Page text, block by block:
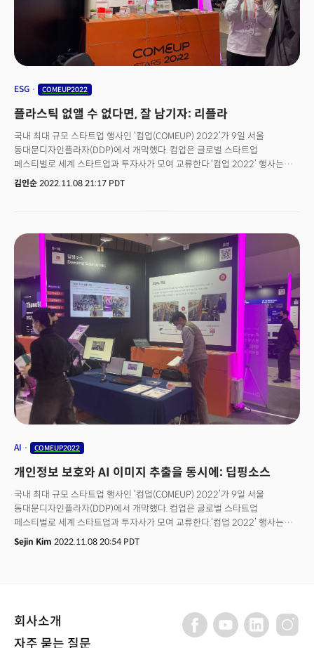
ESG COMEUP2022
플라스틱 없앨 수 없다면, 잘 남기자: 리플라
국내 최대 규모 스타트업 행사인 ‘컴업(COMEUP) 2022’가 9일 서울
동대문디자인플라자(DDP)에서 개막했다. 컴업은 글로벌 스타트업
페스티벌로 세계 스타트업과 투자사가 모여 교류한다.‘컴업 2022’ 행사는
미국, 독일, 이탈리아, 베트남, 영국 등 19개국 250여명이
성공 가능성이 높은 5곳을 소개한다.개인정보 보호와 AI 이미지 추출을
동시에: 딥핑소스세계관 공동창작 글쓰기로 IP 재활용: 우주문방구수익・
브랜드 가치 동시에 잡는 중고마켓 솔루션 : 마들렌메모리 비대면 원격 의료의
슈퍼앱 : 나만의닥터
김인순 2022.11.08 21:17 PDT
AI COMEUP2022
개인정보 보호와 AI 이미지 추출을 동시에: 딥핑소스
국내 최대 규모 스타트업 행사인 ‘컴업(COMEUP) 2022’가 9일 서울
동대문디자인플라자(DDP)에서 개막했다. 컴업은 글로벌 스타트업
페스티벌로 세계 스타트업과 투자사가 모여 교류한다.‘컴업 2022’ 행사는
미국, 독일, 이탈리아, 베트남, 영국 등 19개국 250여명이
참여하며, 스타트업을 주인공으로 한
동시에 잡는 중고마켓 솔루션 : 마들렌메모리 비대면 원격 의료의 슈퍼앱 :
나만의닥터
Sejin Kim 2022.11.08 20:54 PDT
회사소개
자주 묻는 질문